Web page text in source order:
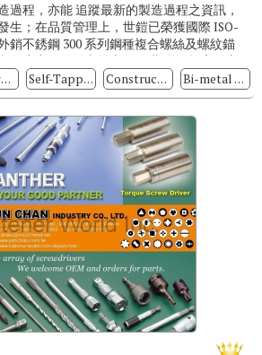
過程，亦能 追蹤最新的製造過程之資訊，
生；在品質管理上，世鎧已榮獲國際 ISO-
銷不銹鋼 300 系列鋼種複合螺絲及螺紋錨
供應商及外銷市場之首。世鎧 位於高雄市
Wing Screws Self-Tapping Screws Construction Fasteners Bi-metal Concrete Screw Anchors